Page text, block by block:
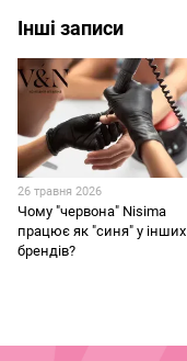
Інші записи
26 травня 2026
Чому "червона" Nisima
працює як "синя" у інших
брендів?